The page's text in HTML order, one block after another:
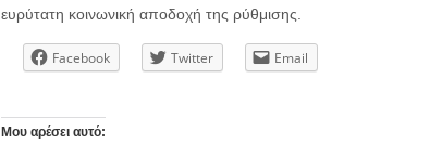
ευρύτατη κοινωνική αποδοχή της ρύθμισης.
Facebook Twitter Email
Μου αρέσει αυτό: